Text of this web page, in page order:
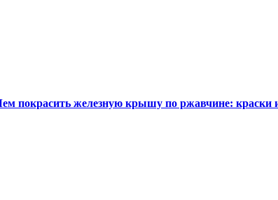
покрасить железную крышу по ржавчине: краски